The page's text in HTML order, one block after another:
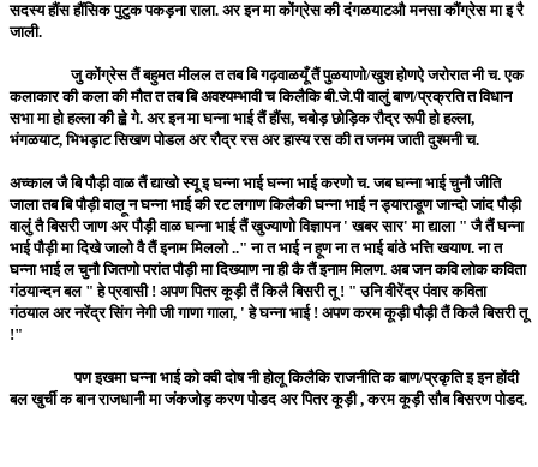
सदस्य हौंस हौंसिक पुटुक पकड़ना राला. अर इन मा कोंग्रेस की दंगळयाटऔ मनसा कौंग्रेस मा इ रै
जाली.
जु कोंग्रेस तैं बहुमत मीलल त तब बि गढ़वाळयूँ तैं पुळयाणो/खुश होणऐ जरोरात नी च. एक
कलाकार की कला की मौत त तब बि अवश्यम्भावी च किलैकि बी.जे.पी वालुं बाण/प्रक्रति त विधान
सभा मा हो हल्ला की ह्व़े गे. अर इन मा घन्ना भाई तैं हौंस, चबोड़ छोड़िक रौद्र रूपी हो हल्ला,
भंगळयाट, भिभड़ाट सिखण पोडल अर रौद्र रस अर हास्य रस की त जनम जाती दुश्मनी च.
अच्काल जै बि पौड़ी वाळ तैं द्याखो स्यू इ घन्ना भाई घन्ना भाई करणो च. जब घन्ना भाई चुनौ जीति
जाला तब बि पौड़ी वाल़ू न घन्ना भाई की रट लगाण किलैकी घन्ना भाई न ड्याराडूण जान्दो जांद पौड़ी
वालुं तै बिसरी जाण अर पौड़ी वाळ घन्ना भाई तैं खुज्याणो विज्ञापन ' खबर सार' मा द्याला " जै तैं घन्ना
भाई पौड़ी मा दिखे जालो वै तैं इनाम मिललो .." ना त भाई न हूण ना त भाई बांठे भत्ति खयाण. ना त
घन्ना भाई ल चुनौ जितणो परांत पौड़ी मा दिख्याण ना ही कै तैं इनाम मिलण. अब जन कवि लोक कविता
गंठयान्दन बल " हे प्रवासी ! अपण पितर कूड़ी तैं किलै बिसरी तू ! " उनि वीरेंद्र पंवार कविता
गंठयाल अर नरेंद्र सिंग नेगी जी गाणा गाला, ' हे घन्ना भाई ! अपण करम कूड़ी पौड़ी तैं किलै बिसरी तू
!"
पण इखमा घन्ना भाई को क्वी दोष नी होलू किलैकि राजनीति क बाण/प्रकृति इ इन होंदी
बल खुर्ची क बान राजधानी मा जंकजोड़ करण पोडद अर पितर कूड़ी , करम कूड़ी सौब बिसरण पोडद.